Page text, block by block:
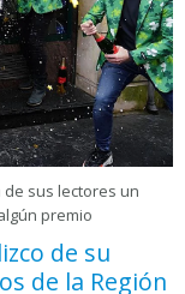
de sus lectores un
premio
de su
de la Región